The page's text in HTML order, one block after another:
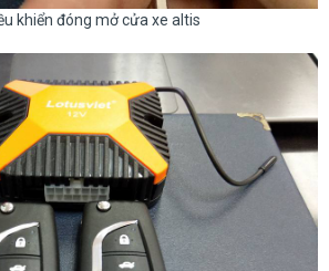
khiển đóng mở cửa xe altis